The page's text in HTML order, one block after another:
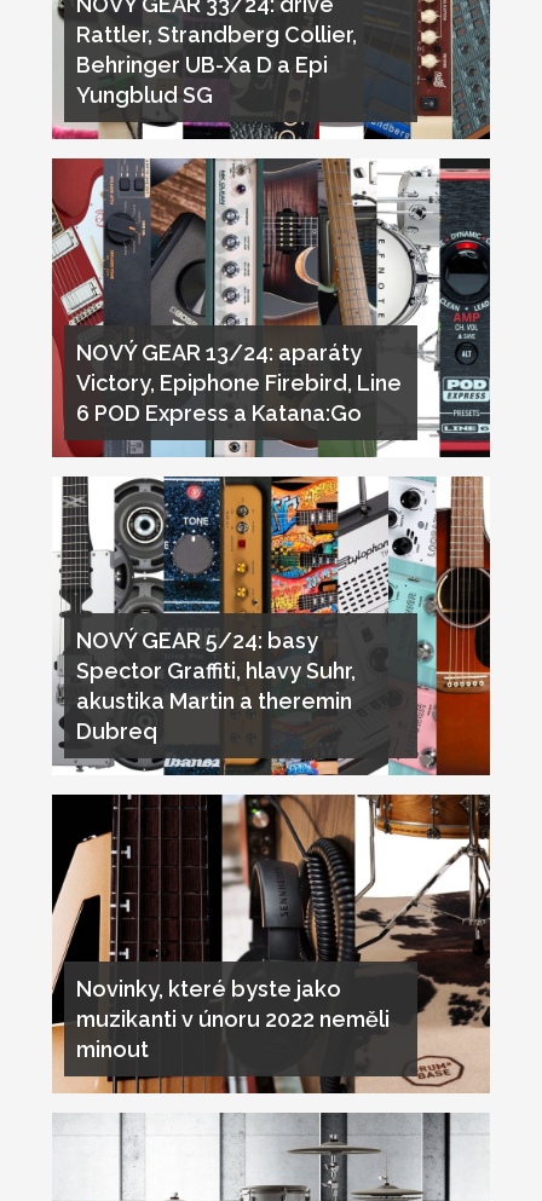
Rattler, Strandberg Collier,
Behringer UB-Xa D a Epi
Yungblud SG
NOVÝ GEAR 13/24: aparáty
Victory, Epiphone Firebird, Line
6 POD Express a Katana:Go
NOVÝ GEAR 5/24: basy
Spector Graffiti, hlavy Suhr,
akustika Martin a theremin
Dubreq
Novinky, které byste jako
muzikanti v únoru 2022 neměli
minout